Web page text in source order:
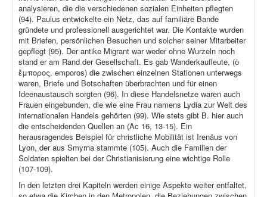
analysieren, die die verschiedenen sozialen Einheiten pflegten
(94). Paulus entwickelte ein Netz, das auf familiäre Bande
gründete und professionell ausgerichtet war. Die Kontakte wurden
mit Briefen, persönlichen Besuchen und solcher seiner Mitarbeiter
gepflegt (95). Der antike Migrant war weder ohne Wurzeln noch
stand er am Rand der Gesellschaft. Es gab Wanderkaufleute, (ὁ
ἔμπορος, emporos) die zwischen einzelnen Stationen unterwegs
waren, Briefe und Botschaften überbrachten und für einen
Ideenaustausch sorgten (96). In diese Handelsnetze waren auch
Frauen eingebunden, die wie eine Frau namens Lydia zur Welt des
internationalen Handels gehörten (99). Wie stets gibt B. hier auch
die entscheidenden Quellen an (Ac 16, 13-15). Ein
herausragendes Beispiel für christliche Mobilität ist Irenäus von
Lyon, der aus Smyrna stammte (105). Auch die Familien der
Soldaten spielten bei der Christianisierung eine wichtige Rolle
(107-109).
In den letzten drei Kapiteln werden einige Aspekte weiter entfaltet,